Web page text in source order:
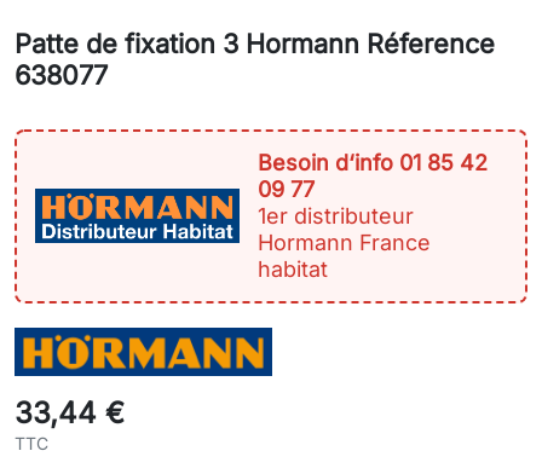
Patte de fixation 3 Hormann Réference
638077
Besoin d‘info 01 85 42
09 77
1er distributeur
Hormann France
habitat
33,44 €
TTC